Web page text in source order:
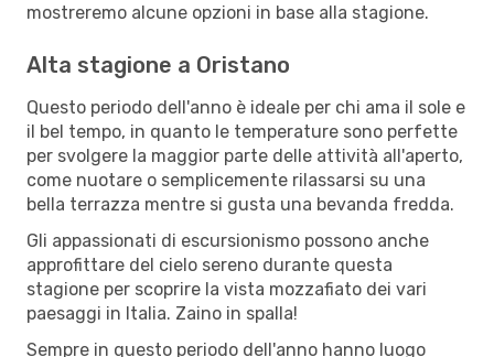
mostreremo alcune opzioni in base alla stagione.
Alta stagione a Oristano
Questo periodo dell'anno è ideale per chi ama il sole e
il bel tempo, in quanto le temperature sono perfette
per svolgere la maggior parte delle attività all'aperto,
come nuotare o semplicemente rilassarsi su una
bella terrazza mentre si gusta una bevanda fredda.
Gli appassionati di escursionismo possono anche
approfittare del cielo sereno durante questa
stagione per scoprire la vista mozzafiato dei vari
paesaggi in Italia. Zaino in spalla!
Sempre in questo periodo dell'anno hanno luogo